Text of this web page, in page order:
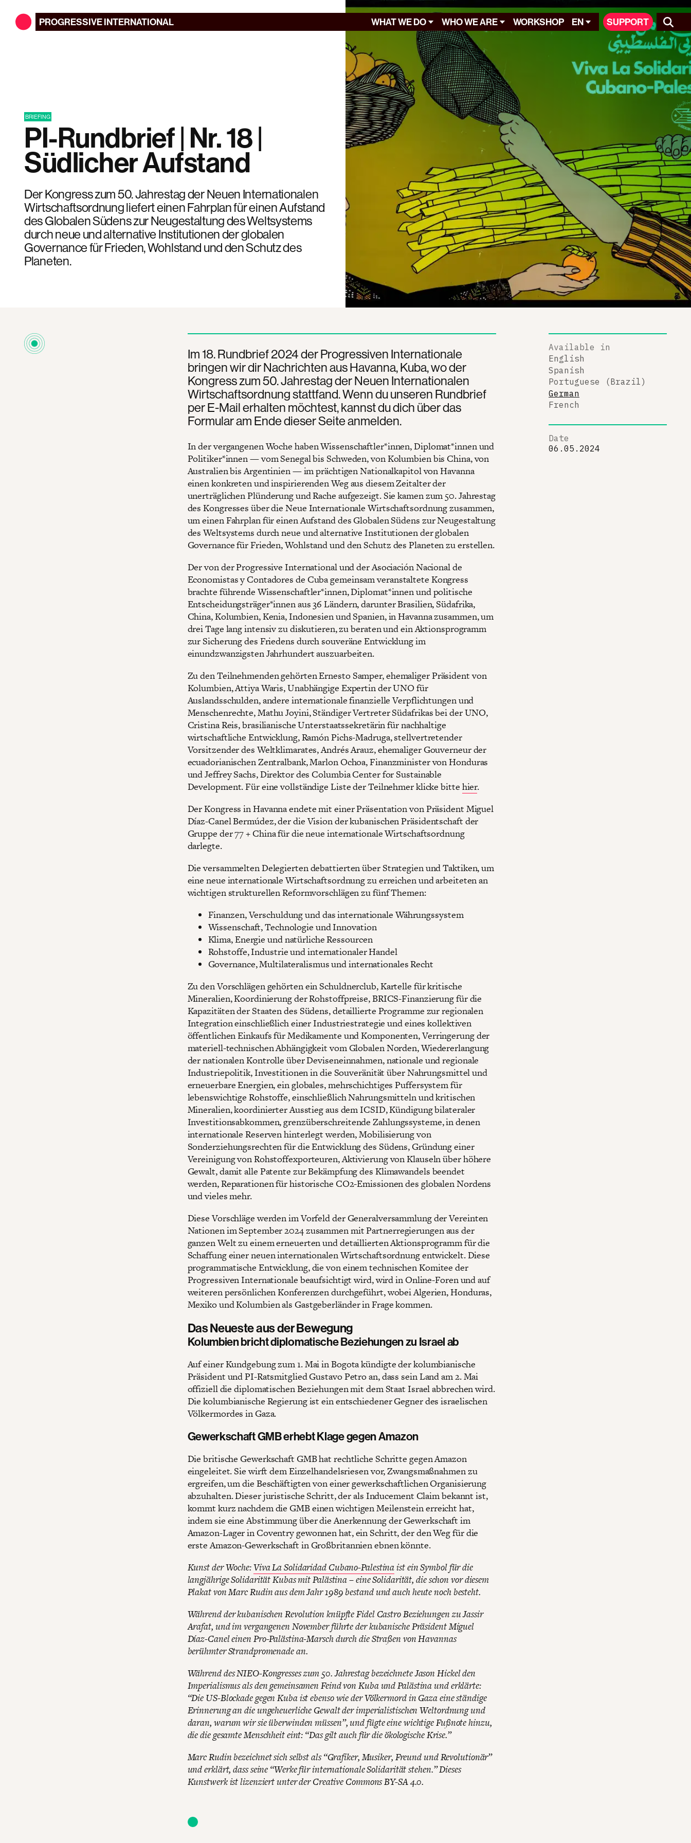
PROGRESSIVEINTERNATIONAL WHAT WE DO WHO WE ARE WORKSHOP EN SUPPORT
BRIEFING
PI-Rundbrief | Nr. 18 |
Südlicher Aufstand
Der Kongress zum 50. Jahrestag der Neuen Internationalen
Wirtschaftsordnung liefert einen Fahrplan für einen Aufstand
des Globalen Südens zur Neugestaltung des Weltsystems
durch neue und alternative Institutionen der globalen
Governance für Frieden, Wohlstand und den Schutz des
Planeten.
Im 18. Rundbrief 2024 der Progressiven Internationale
bringen wir dir Nachrichten aus Havanna, Kuba, wo der
Kongress zum 50. Jahrestag der Neuen Internationalen
Wirtschaftsordnung stattfand. Wenn du unseren Rundbrief
per E-Mail erhalten möchtest, kannst du dich über das
Formular am Ende dieser Seite anmelden.
In der vergangenen Woche haben Wissenschaftler*innen, Diplomat*innen und
Politiker*innen — vom Senegal bis Schweden, von Kolumbien bis China, von
Australien bis Argentinien — im prächtigen Nationalkapitol von Havanna
einen konkreten und inspirierenden Weg aus diesem Zeitalter der
unerträglichen Plünderung und Rache aufgezeigt. Sie kamen zum 50. Jahrestag
des Kongresses über die Neue Internationale Wirtschaftsordnung zusammen,
um einen Fahrplan für einen Aufstand des Globalen Südens zur Neugestaltung
des Weltsystems durch neue und alternative Institutionen der globalen
Governance für Frieden, Wohlstand und den Schutz des Planeten zu erstellen.
Der von der Progressive International und der Asociación Nacional de
Economistas y Contadores de Cuba gemeinsam veranstaltete Kongress
brachte führende Wissenschaftler*innen, Diplomat*innen und politische
Entscheidungsträger*innen aus 36 Ländern, darunter Brasilien, Südafrika,
China, Kolumbien, Kenia, Indonesien und Spanien, in Havanna zusammen, um
drei Tage lang intensiv zu diskutieren, zu beraten und ein Aktionsprogramm
zur Sicherung des Friedens durch souveräne Entwicklung im
einundzwanzigsten Jahrhundert auszuarbeiten.
Zu den Teilnehmenden gehörten Ernesto Samper, ehemaliger Präsident von
Kolumbien, Attiya Waris, Unabhängige Expertin der UNO für
Auslandsschulden, andere internationale finanzielle Verpflichtungen und
Menschenrechte, Mathu Joyini, Ständiger Vertreter Südafrikas bei der UNO,
Cristina Reis, brasilianische Unterstaatssekretärin für nachhaltige
wirtschaftliche Entwicklung, Ramón Pichs-Madruga, stellvertretender
Vorsitzender des Weltklimarates, Andrés Arauz, ehemaliger Gouverneur der
ecuadorianischen Zentralbank, Marlon Ochoa, Finanzminister von Honduras
und Jeffrey Sachs, Direktor des Columbia Center for Sustainable
Development. Für eine vollständige Liste der Teilnehmer klicke bitte hier.
Der Kongress in Havanna endete mit einer Präsentation von Präsident Miguel
Díaz-Canel Bermúdez, der die Vision der kubanischen Präsidentschaft der
Gruppe der 77 + China für die neue internationale Wirtschaftsordnung
darlegte.
Die versammelten Delegierten debattierten über Strategien und Taktiken, um
eine neue internationale Wirtschaftsordnung zu erreichen und arbeiteten an
wichtigen strukturellen Reformvorschlägen zu fünf Themen:
Finanzen, Verschuldung und das internationale Währungssystem
Wissenschaft, Technologie und Innovation
Klima, Energie und natürliche Ressourcen
Rohstoffe, Industrie und internationaler Handel
Governance, Multilateralismus und internationales Recht
Zu den Vorschlägen gehörten ein Schuldnerclub, Kartelle für kritische
Mineralien, Koordinierung der Rohstoffpreise, BRICS-Finanzierung für die
Kapazitäten der Staaten des Südens, detaillierte Programme zur regionalen
Integration einschließlich einer Industriestrategie und eines kollektiven
öffentlichen Einkaufs für Medikamente und Komponenten, Verringerung der
materiell-technischen Abhängigkeit vom Globalen Norden, Wiedererlangung
der nationalen Kontrolle über Deviseneinnahmen, nationale und regionale
Industriepolitik, Investitionen in die Souveränität über Nahrungsmittel und
erneuerbare Energien, ein globales, mehrschichtiges Puffersystem für
lebenswichtige Rohstoffe, einschließlich Nahrungsmitteln und kritischen
Mineralien, koordinierter Ausstieg aus dem ICSID, Kündigung bilateraler
Investitionsabkommen, grenzüberschreitende Zahlungssysteme, in denen
internationale Reserven hinterlegt werden, Mobilisierung von
Sonderziehungsrechten für die Entwicklung des Südens, Gründung einer
Vereinigung von Rohstoffexporteuren, Aktivierung von Klauseln über höhere
Gewalt, damit alle Patente zur Bekämpfung des Klimawandels beendet
werden, Reparationen für historische CO2-Emissionen des globalen Nordens
und vieles mehr.
Diese Vorschläge werden im Vorfeld der Generalversammlung der Vereinten
Nationen im September 2024 zusammen mit Partnerregierungen aus der
ganzen Welt zu einem erneuerten und detaillierten Aktionsprogramm für die
Schaffung einer neuen internationalen Wirtschaftsordnung entwickelt. Diese
programmatische Entwicklung, die von einem technischen Komitee der
Progressiven Internationale beaufsichtigt wird, wird in Online-Foren und auf
weiteren persönlichen Konferenzen durchgeführt, wobei Algerien, Honduras,
Mexiko und Kolumbien als Gastgeberländer in Frage kommen.
Das Neueste aus der Bewegung
Kolumbien bricht diplomatische Beziehungen zu Israel ab
Auf einer Kundgebung zum 1. Mai in Bogota kündigte der kolumbianische
Präsident und PI-Ratsmitglied Gustavo Petro an, dass sein Land am 2. Mai
offiziell die diplomatischen Beziehungen mit dem Staat Israel abbrechen wird.
Die kolumbianische Regierung ist ein entschiedener Gegner des israelischen
Völkermordes in Gaza.
Gewerkschaft GMB erhebt Klage gegen Amazon
Die britische Gewerkschaft GMB hat rechtliche Schritte gegen Amazon
eingeleitet. Sie wirft dem Einzelhandelsriesen vor, Zwangsmaßnahmen zu
ergreifen, um die Beschäftigten von einer gewerkschaftlichen Organisierung
abzuhalten. Dieser juristische Schritt, der als Inducement Claim bekannt ist,
kommt kurz nachdem die GMB einen wichtigen Meilenstein erreicht hat,
indem sie eine Abstimmung über die Anerkennung der Gewerkschaft im
Amazon-Lager in Coventry gewonnen hat, ein Schritt, der den Weg für die
erste Amazon-Gewerkschaft in Großbritannien ebnen könnte.
Kunst der Woche:Viva La Solidaridad Cubano-Palestinaist ein Symbol für die
langjährige Solidarität Kubas mit Palästina – eine Solidarität, die schon vor diesem
Plakat von Marc Rudin aus dem Jahr 1989 bestand und auch heute noch besteht.
Während der kubanischen Revolution knüpfte Fidel Castro Beziehungen zu Jassir
Arafat, und im vergangenen November führte der kubanische Präsident Miguel
Díaz-Canel einen Pro-Palästina-Marsch durch die Straßen von Havannas
berühmter Strandpromenade an.
Während des NIEO-Kongresses zum 50. Jahrestag bezeichnete Jason Hickel den
Imperialismus als den gemeinsamen Feind von Kuba und Palästina und erklärte:
“Die US-Blockade gegen Kuba ist ebenso wie der Völkermord in Gaza eine ständige
Erinnerung an die ungeheuerliche Gewalt der imperialistischen Weltordnung und
daran, warum wir sie überwinden müssen”, und fügte eine wichtige Fußnote hinzu,
die die gesamte Menschheit eint: “Das gilt auch für die ökologische Krise.”
Marc Rudin bezeichnet sich selbst als “Grafiker, Musiker, Freund und Revolutionär”
und erklärt, dass seine “Werke für internationale Solidarität stehen.” Dieses
Kunstwerk ist lizenziert unter der Creative Commons BY-SA 4.0.
Available in
English
Spanish
Portuguese (Brazil)
German
French
Date
06.05.2024